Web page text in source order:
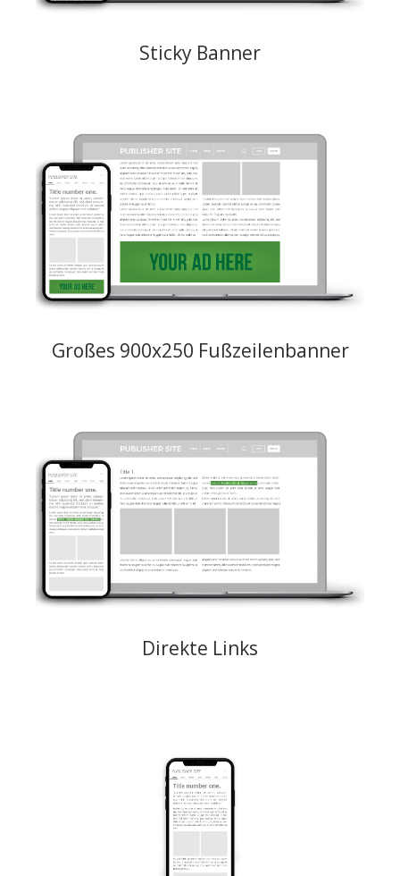
Sticky Banner
Großer Fußzeilenbanner 900x250 als Alternative zu den drei
Standardbannern 300x250.
Creative: JPEG, PNG, GIF Maximalgewicht 150KB
Großes 900x250 Fußzeilenbanner
Der direct Link ist ein flexibles Premium-Format, das von Publishern je
nach Verhalten ihrer User auf verschiedene Arten dargestellt werden
kann. Dieses CPC-basierte Format richtet sich gezielt je nach Angebot
an passende User und wird am beliebtesten in Form von ganzseitigen
Registerkarten (Tabs), Push-Benachrichtigungen und Backbutton-
Angeboten dargestellt. Nur auf Anfrage bei ausgewählten Publishern
Creative: URL der Zielseite des Werbetreibenden
Preismodell: CPC
Direkte Links
In der Regel eine Kopie der Instant Messenger-Chatbox. Dieses
Anzeigenformat wird den Users in der unteren Mitte als 300x250
großer Banner für Mobilgeräte angezeigt.